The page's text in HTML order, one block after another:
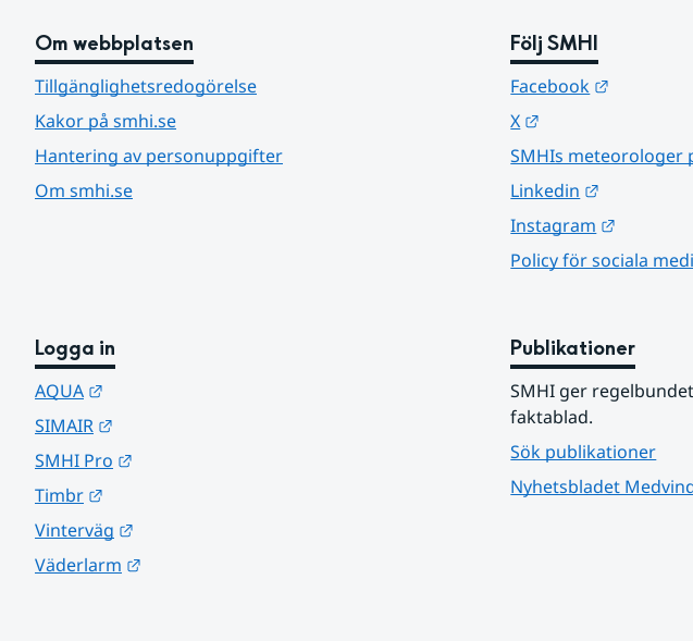
Om webbplatsen
Tillgänglighetsredogörelse
Kakor på smhi.se
Hantering av personuppgifter
Om smhi.se
Följ SMHI
Facebook
X
SMHIs meteorologer
Linkedin
Instagram
Policy för sociala
Logga in
AQUA
SIMAIR
SMHI Pro
Timbr
Vinterväg
Väderlarm
Publikationer
SMHI ger
faktablad.
Sök publikationer
Nyhetsbladet